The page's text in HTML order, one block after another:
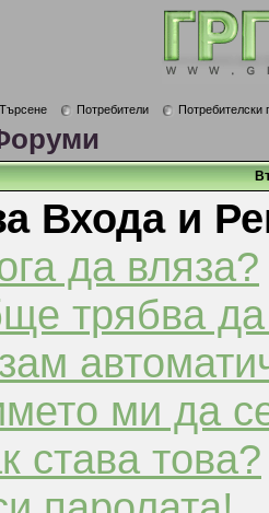
Търсене Потребители Потребителски
Входа и
да вляза?
трябва да
ми да
става това?